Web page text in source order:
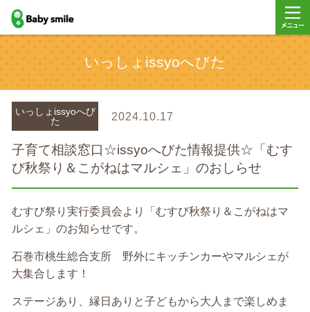
baby smile
いっしょissyoへびた
いっしょissyoへび
た
2024.10.17
子育て相談窓口☆issyoへびた情報提供☆「むす
び秋祭り＆こがねはマルシェ」のおしらせ
むすび祭り実行委員会より「むすび秋祭り＆こがねはマ
ルシェ」のお知らせです。
石巻市桃生総合支所 野外にキッチンカーやマルシェが
大集合します！
ステージあり、縁日ありと子どもから大人まで楽しめま